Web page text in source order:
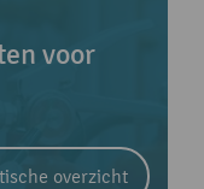
voor
overzicht